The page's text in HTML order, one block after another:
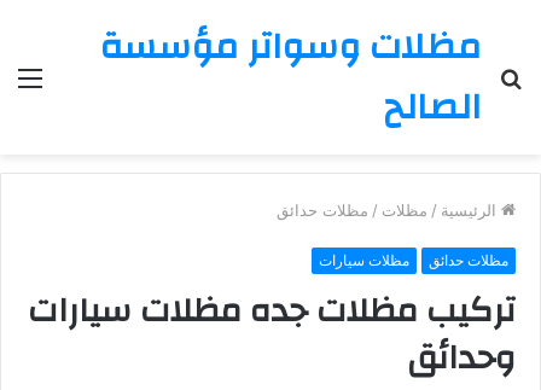
مظلات وسواتر مؤسسة
الصالحعن
الرئيسية / مظلات / مظلات حدائق
مظلات حدائق مظلات سيارات
تركيب مظلات جده مظلات سيارات
وحدائق